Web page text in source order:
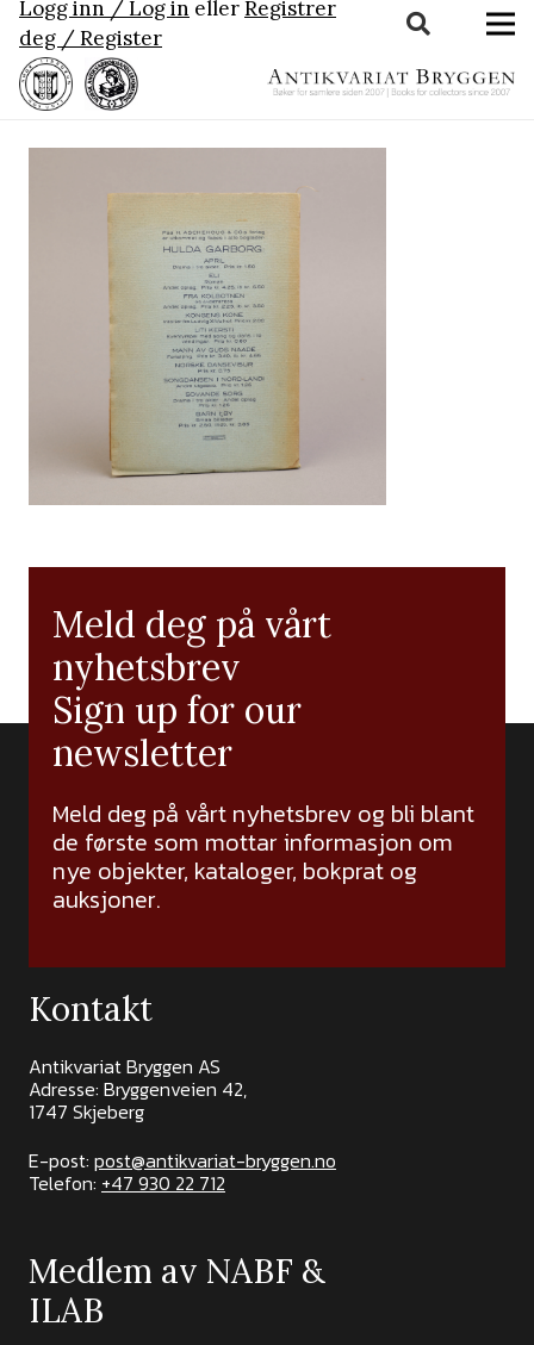
Logg inn / Log in ellerRegistrer
deg / Register
Meld deg på vårt
nyhetsbrev
Sign up for our
newsletter
Meld deg på vårt nyhetsbrev og bli blant
de første som mottar informasjon om
nye objekter, kataloger, bokprat og
auksjoner.
Kontakt
Antikvariat Bryggen AS
Adresse: Bryggenveien 42,
1747 Skjeberg
E-post: post@antikvariat-bryggen.no
Telefon: +47 930 22 712
Medlem av NABF &
ILAB